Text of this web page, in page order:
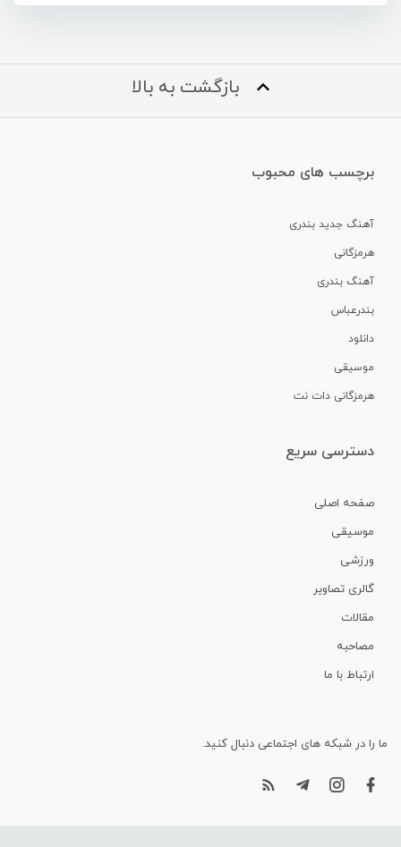
بازگشت به بالا
برچسب های محبوب
آهنگ جدید بندری
هرمزگانی
آهنگ بندری
بندرعباس
دانلود
موسیقی
هرمزگانی دات نت
دسترسی سریع
صفحه اصلی
موسیقی
ورزشی
گالری تصاویر
مقالات
مصاحبه
ارتباط با ما
ما را در شبکه های اجتماعی دنبال کنید.